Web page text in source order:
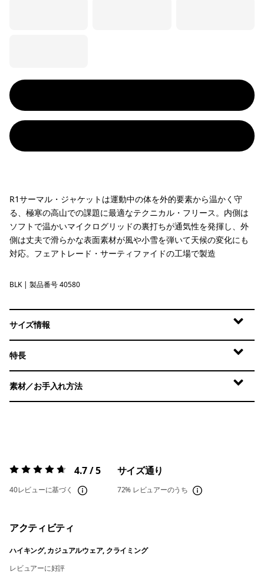
R1サーマル・ジャケットは運動中の体を外的要素から温かく守
る、極寒の高山での課題に最適なテクニカル・フリース。内側は
ソフトで温かいマイクログリッドの裏打ちが通気性を発揮し、外
側は丈夫で滑らかな表面素材が風や小雪を弾いて天候の変化にも
対応。フェアトレード・サーティファイドの工場で製造
Black
BLK | 製品番号 40580
サイズ情報
特長
素材／お手入れ方法
評価:4.7 / 5 4.7 / 5
40レビューに基づく
サイズ通り
72% レビュアーのうち
アクティビティ
ハイキング, カジュアルウェア, クライミング
レビュアーに好評